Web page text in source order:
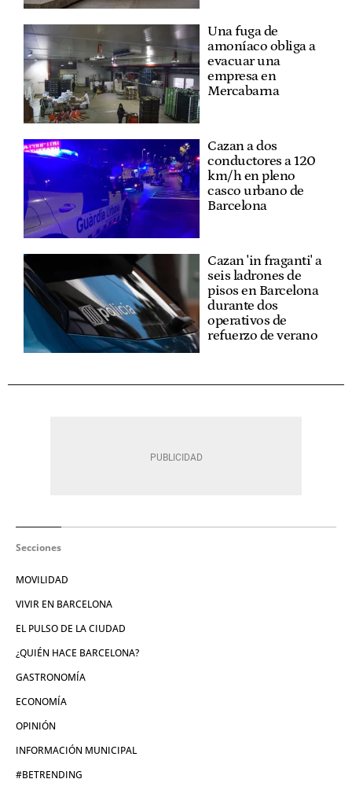
Una fuga de
amoníaco obliga a
evacuar una
empresa en
Mercabarna
Cazan a dos
conductores a 120
km/h en pleno
casco urbano de
Barcelona
Cazan 'in fraganti' a
seis ladrones de
pisos en Barcelona
durante dos
operativos de
refuerzo de verano
Secciones
MOVILIDAD
VIVIR EN BARCELONA
EL PULSO DE LA CIUDAD
¿QUIÉN HACE BARCELONA?
GASTRONOMÍA
ECONOMÍA
OPINIÓN
INFORMACIÓN MUNICIPAL
#BETRENDING